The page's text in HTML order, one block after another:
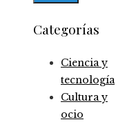
Categorías
Ciencia y
tecnología
Cultura y
ocio